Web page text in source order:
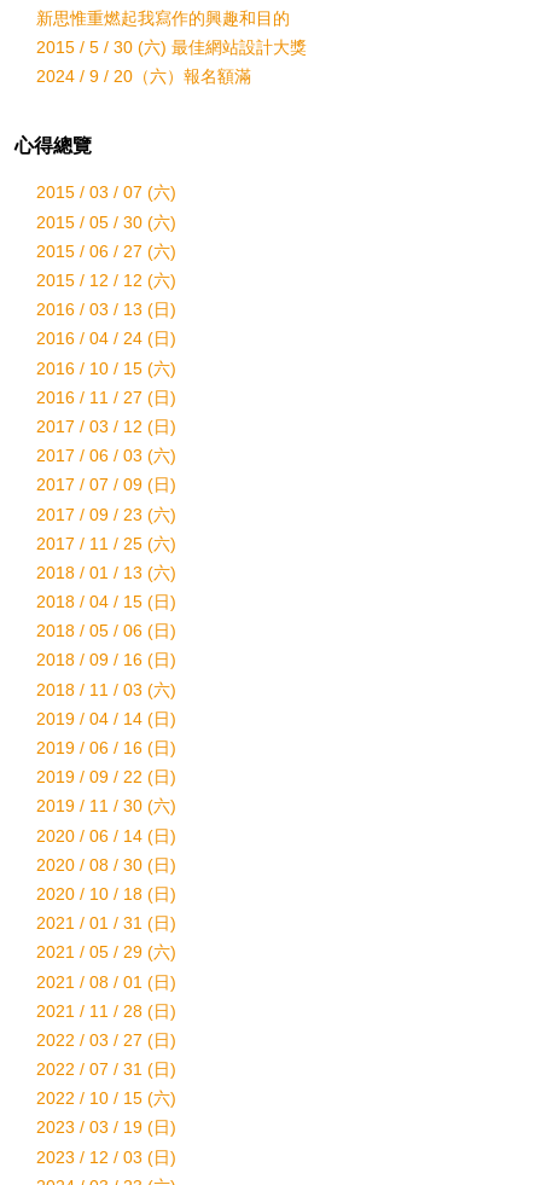
新思惟重燃起我寫作的興趣和目的
2015 / 5 / 30 (六) 最佳網站設計大獎
2024 / 9 / 20（六）報名額滿
心得總覽
2015 / 03 / 07 (六)
2015 / 05 / 30 (六)
2015 / 06 / 27 (六)
2015 / 12 / 12 (六)
2016 / 03 / 13 (日)
2016 / 04 / 24 (日)
2016 / 10 / 15 (六)
2016 / 11 / 27 (日)
2017 / 03 / 12 (日)
2017 / 06 / 03 (六)
2017 / 07 / 09 (日)
2017 / 09 / 23 (六)
2017 / 11 / 25 (六)
2018 / 01 / 13 (六)
2018 / 04 / 15 (日)
2018 / 05 / 06 (日)
2018 / 09 / 16 (日)
2018 / 11 / 03 (六)
2019 / 04 / 14 (日)
2019 / 06 / 16 (日)
2019 / 09 / 22 (日)
2019 / 11 / 30 (六)
2020 / 06 / 14 (日)
2020 / 08 / 30 (日)
2020 / 10 / 18 (日)
2021 / 01 / 31 (日)
2021 / 05 / 29 (六)
2021 / 08 / 01 (日)
2021 / 11 / 28 (日)
2022 / 03 / 27 (日)
2022 / 07 / 31 (日)
2022 / 10 / 15 (六)
2023 / 03 / 19 (日)
2023 / 12 / 03 (日)